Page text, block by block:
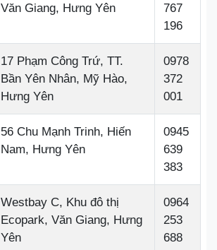
Văn Giang, Hưng Yên
767
196
17 Phạm Công Trứ, TT.
Bần Yên Nhân, Mỹ Hào,
Hưng Yên
0978
372
001
56 Chu Mạnh Trinh, Hiến
Nam, Hưng Yên
0945
639
383
Westbay C, Khu đô thị
Ecopark, Văn Giang, Hưng
Yên
0964
253
688